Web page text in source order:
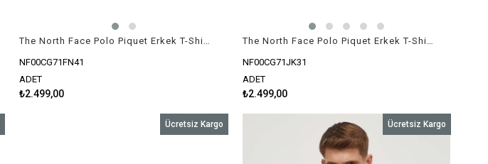
NF00CG71FN41
ADET
₺2.499,00
NF00CG71JK31
ADET
₺2.499,00
Ücretsiz Kargo Ücretsiz Kargo